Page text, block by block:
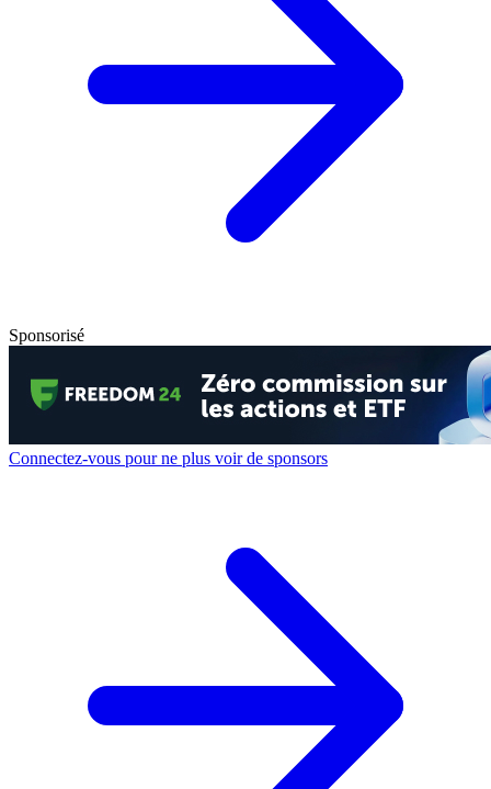
Sponsorisé
Connectez-vous pour ne plus voir de sponsors